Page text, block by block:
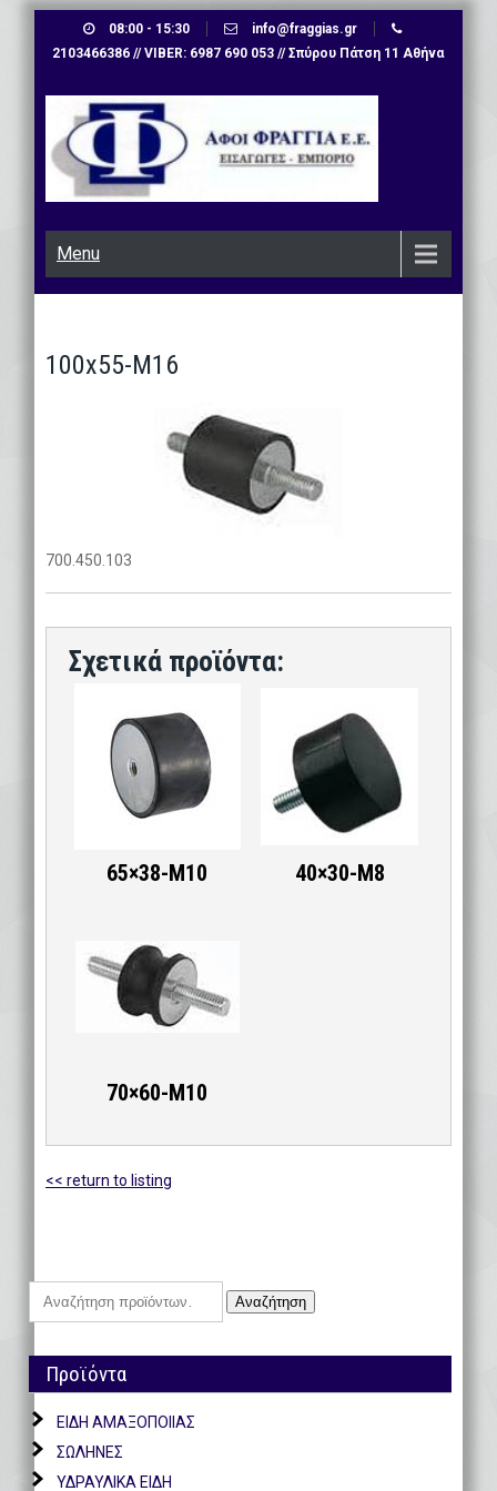
08:00 - 15:30
info@fraggias.gr
2103466386 // VIBER: 6987 690 053 // Σπύρου Πάτση 11 Αθήνα
Menu
100x55-M16
700.450.103
65×38-M10 40×30-M8
70×60-M10
<< return to listing
Αναζήτηση
για:
Αναζήτηση
Προϊόντα
ΕΙΔΗ ΑΜΑΞΟΠΟΙΙΑΣ
ΣΩΛΗΝΕΣ
ΥΔΡΑΥΛΙΚΑ ΕΙΔΗ